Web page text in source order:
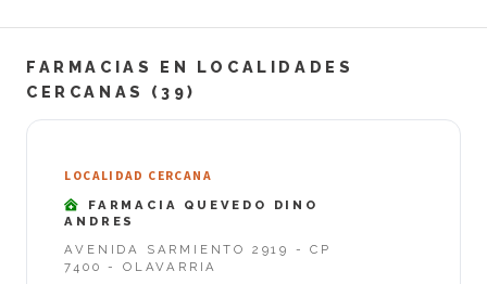
FARMACIAS EN LOCALIDADES
CERCANAS (39)
LOCALIDAD CERCANA
FARMACIA QUEVEDO DINO
ANDRES
AVENIDA SARMIENTO 2919 - CP
7400 - OLAVARRIA